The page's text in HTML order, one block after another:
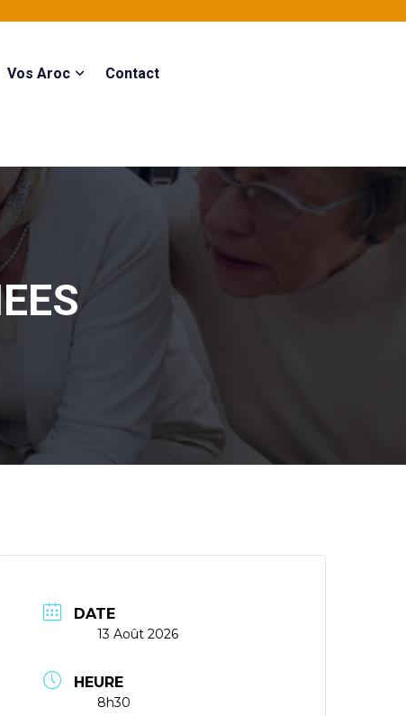
Vos Aroc Contact
DATE
13 Août 2026
HEURE
8h30